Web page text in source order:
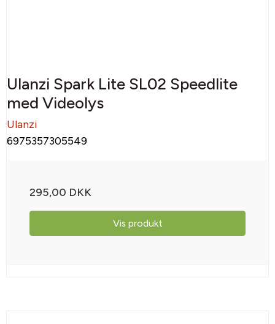
Ulanzi Spark Lite SL02 Speedlite
med Videolys
Ulanzi
6975357305549
295,00 DKK
Vis produkt